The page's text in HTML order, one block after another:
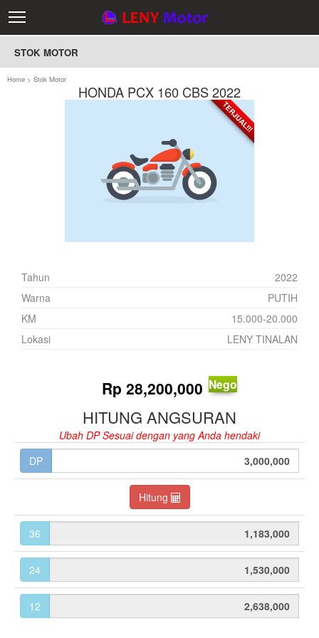
STOK MOTOR
Home > Stok Motor
HONDA PCX 160 CBS 2022
TERJUAL!!!
Tahun
2022
Warna
PUTIH
KM
15.000-20.000
Lokasi
LENY TINALAN
Rp 28,200,000 Nego
HITUNG ANGSURAN
Ubah DP Sesuai dengan yang Anda hendaki
DP
Hitung
36
24
12